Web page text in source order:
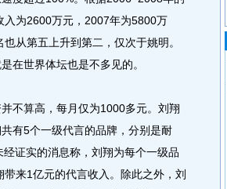
为2600万元，2007年为5800万
从第五上升到第二，仅次于姚明。
在世界体坛也是不多见的。
算高，每月仅为1000多元。刘翔
有5个一级代言的品牌，分别是耐
证实的消息称，刘翔为每个一级品
来1亿元的代言收入。除此之外，刘